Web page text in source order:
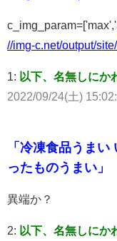
//img-c.net/output/
1: 以下、名無しにか
2022/09/24(土)
「冷凍食品うま
ったものうまい」
異端か？
2: 以下、名無しにか